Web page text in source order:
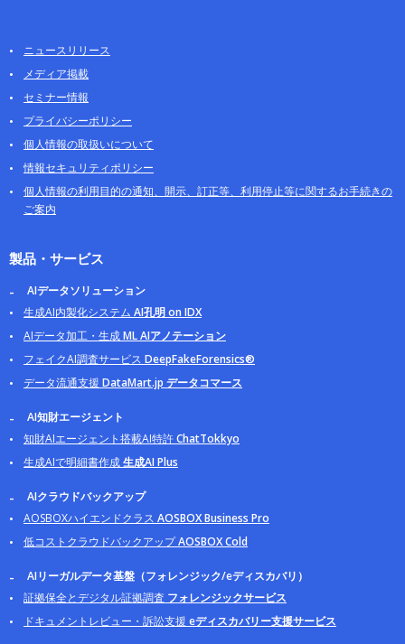
ニュースリリース
メディア掲載
セミナー情報
プライバシーポリシー
個人情報の取扱いについて
情報セキュリティポリシー
個人情報の利用目的の通知、開示、訂正等、利用停止等に関するお手続きの
ご案内
製品・サービス
AIデータソリューション
生成AI内製化システム AI孔明 on IDX
AIデータ加工・生成ML AIアノテーション
フェイクAI調査サービス DeepFakeForensics®
データ流通支援 DataMart.jp データコマース
AI知財エージェント
知財AIエージェント搭載AI特許ChatTokkyo
生成AIで明細書作成生成AI Plus
AIクラウドバックアップ
AOSBOXハイエンドクラス AOSBOX Business Pro
低コストクラウドバックアップAOSBOX Cold
AIリーガルデータ基盤（フォレンジック/eディスカバリ）
証拠保全とデジタル証拠調査 フォレンジックサービス
ドキュメントレビュー・訴訟支援 eディスカバリー支援サービス